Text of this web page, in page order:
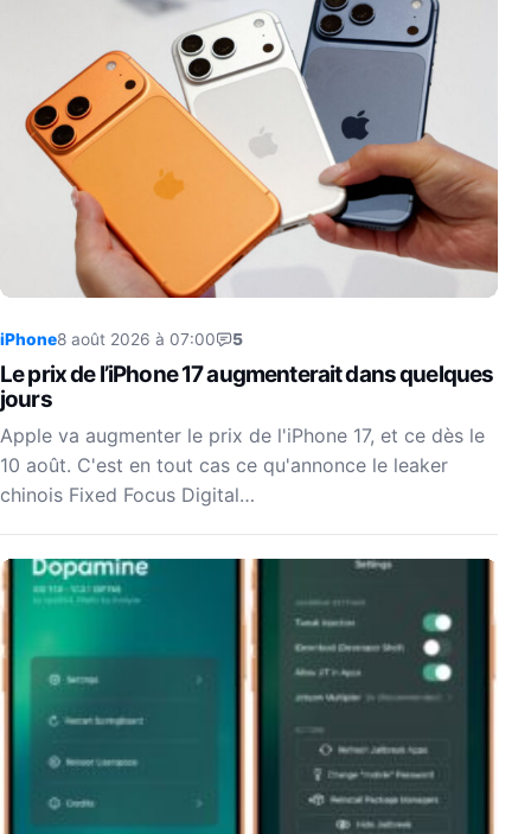
iPhone8 août 2026 à 07:00 5
Le prix de l’iPhone 17 augmenterait dans quelques
jours
Apple va augmenter le prix de l'iPhone 17, et ce dès le
10 août. C'est en tout cas ce qu'annonce le leaker
chinois Fixed Focus Digital…